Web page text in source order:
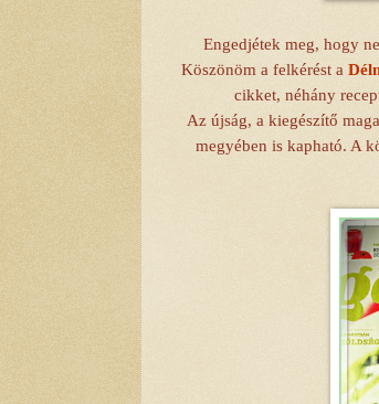
Engedjétek meg, hogy
Köszönöm a felkérést a
cikket, néhány
Az újság, a kiegészítő
megyében is kapható. A